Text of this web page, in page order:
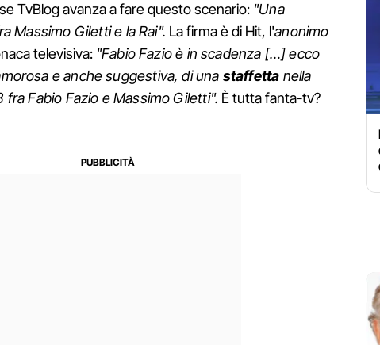
TvBlog avanza a fare questo scenario: "Una
Massimo Giletti e la Rai". La firma è di Hit, l'anonimo
televisiva:"Fabio Fazio è in scadenza […] ecco
e anche suggestiva, di una staffetta nella
fra Fabio Fazio e Massimo Giletti". È tutta fanta-tv?